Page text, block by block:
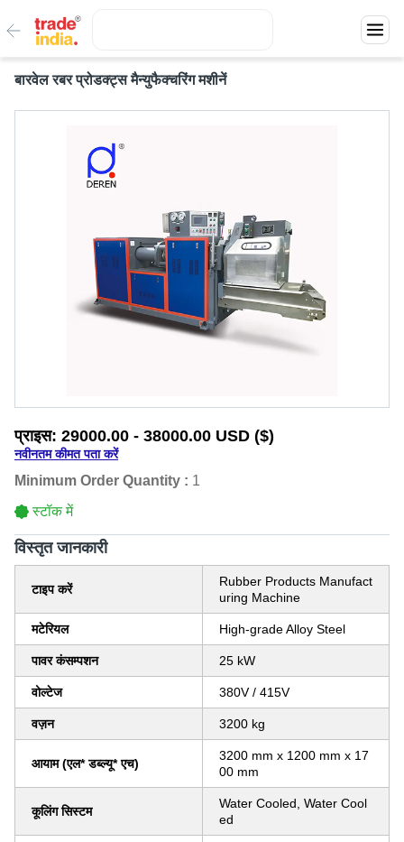
बारवेल रबर प्रोडक्ट्स मैन्युफैक्चरिंग मशीनें
प्राइस: 29000.00 - 38000.00 USD ($)
नवीनतम कीमत पता करें
Minimum Order Quantity : 1
स्टॉक में
विस्‍तृत जानकारी
टाइप करें
Rubber Products Manufact
uring Machine
मटेरियल High-grade Alloy Steel
पावर कंसम्पशन 25 kW
वोल्टेज 380V / 415V
वज़न 3200 kg
आयाम (एल* डब्ल्यू* एच)
3200 mm x 1200 mm x 17
00 mm
कूलिंग सिस्टम
Water Cooled, Water Cool
ed